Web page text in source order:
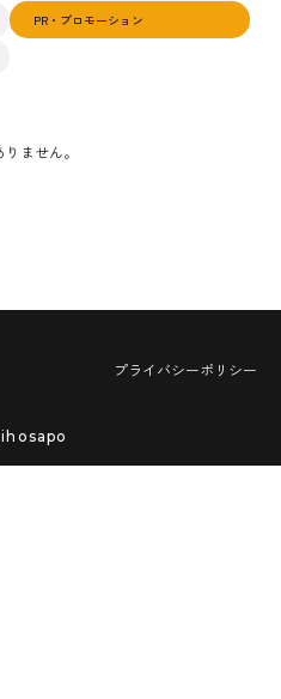
PR・プロモーション
ません。
プライバシーポリシー